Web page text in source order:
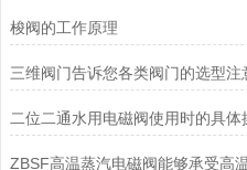
梭阀的工作原理
三维阀门告诉您各类阀门的选型注